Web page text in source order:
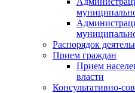
Распорядок
Прием граждан
Прием
власти
Консультативно-